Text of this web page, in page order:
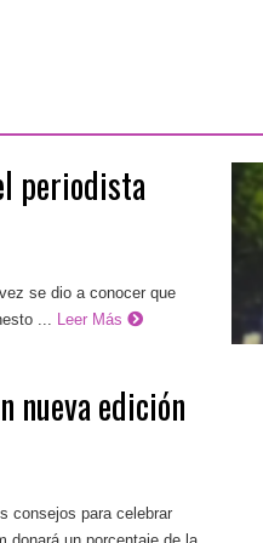
periodista
se dio a conocer que
...
Leer Más
nueva edición
consejos para celebrar
donará un porcentaje de la